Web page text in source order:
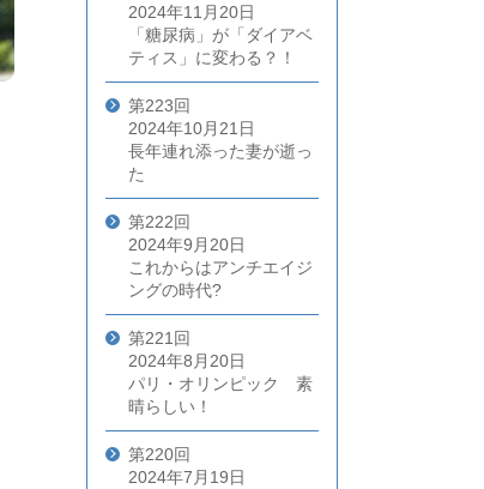
2024年11月20日
「糖尿病」が「ダイアベ
ティス」に変わる？！
第223回
2024年10月21日
長年連れ添った妻が逝っ
た
第222回
2024年9月20日
これからはアンチエイジ
ングの時代?
第221回
2024年8月20日
パリ・オリンピック 素
晴らしい！
第220回
2024年7月19日